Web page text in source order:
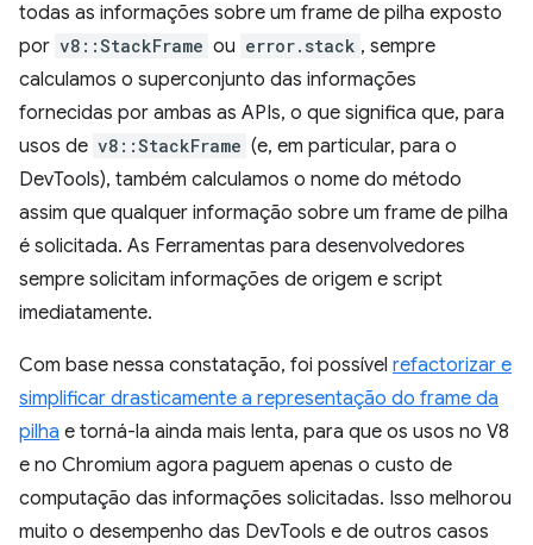
todas as informações sobre um frame de pilha exposto
por v8::StackFrame ou error.stack , sempre
calculamos o superconjunto das informações
fornecidas por ambas as APIs, o que significa que, para
usos de v8::StackFrame (e, em particular, para o
DevTools), também calculamos o nome do método
assim que qualquer informação sobre um frame de pilha
é solicitada. As Ferramentas para desenvolvedores
sempre solicitam informações de origem e script
imediatamente.
Com base nessa constatação, foi possível refactorizar e
simplificar drasticamente a representação do frame da
pilha e torná-la ainda mais lenta, para que os usos no V8
e no Chromium agora paguem apenas o custo de
computação das informações solicitadas. Isso melhorou
muito o desempenho das DevTools e de outros casos